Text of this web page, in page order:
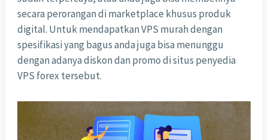
secara perorangan di marketplace khusus produk
digital. Untuk mendapatkan VPS murah dengan
spesifikasi yang bagus anda juga bisa menunggu
dengan adanya diskon dan promo di situs penyedia
VPS forex tersebut.